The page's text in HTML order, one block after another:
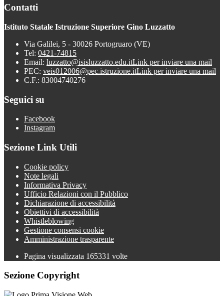
Contatti
Istituto Statale Istruzione Superiore Gino Luzzatto
Via Galilei, 5 - 30026 Portogruaro (VE)
Tel: 0421-74815
Email: luzzatto@isisluzzatto.edu.itLink per inviare una mail
PEC: veis012006@pec.istruzione.itLink per inviare una mail
C.F.: 83004740276
Seguici su
Facebook
Instagram
Sezione Link Utili
Cookie policy
Note legali
Informativa Privacy
Ufficio Relazioni con il Pubblico
Dichiarazione di accessibilità
Obiettivi di accessibilità
Whistleblowing
Gestione consensi cookie
Amministrazione trasparente
Pagina visualizzata 165331 volte
Sezione Copyright